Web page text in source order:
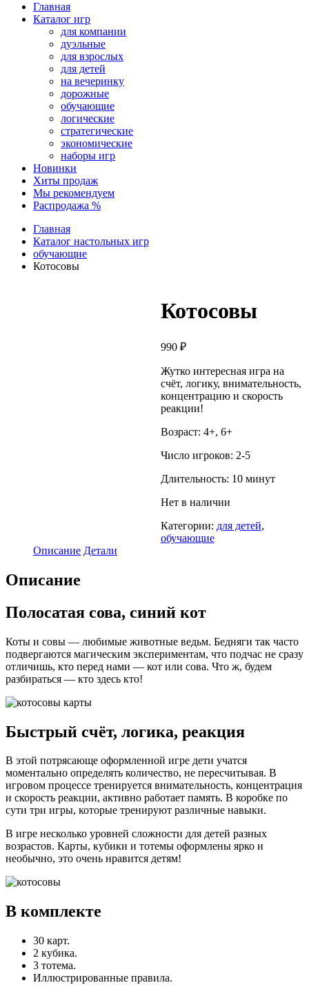
Главная
Каталог игр
для компании
дуэльные
для взрослых
для детей
на вечеринку
дорожные
обучающие
логические
стратегические
экономические
наборы игр
Новинки
Хиты продаж
Мы рекомендуем
Распродажа %
Главная
Каталог настольных игр
обучающие
Котосовы
Котосовы
990 ₽
Жутко интересная игра на
счёт, логику, внимательность,
концентрацию и скорость
реакции!
Возраст: 4+, 6+
Число игроков: 2-5
Длительность: 10 минут
Нет в наличии
Категории: для детей,
обучающие
Описание Детали
Описание
Полосатая сова, синий кот
Коты и совы — любимые животные ведьм. Бедняги так часто
подвергаются магическим экспериментам, что подчас не сразу
отличишь, кто перед нами — кот или сова. Что ж, будем
разбираться — кто здесь кто!
Быстрый счёт, логика, реакция
В этой потрясающе оформленной игре дети учатся
моментально определять количество, не пересчитывая. В
игровом процессе тренируется внимательность, концентрация
и скорость реакции, активно работает память. В коробке по
сути три игры, которые тренируют различные навыки.
В игре несколько уровней сложности для детей разных
возрастов. Карты, кубики и тотемы оформлены ярко и
необычно, это очень нравится детям!
В комплекте
30 карт.
2 кубика.
3 тотема.
Иллюстрированные правила.